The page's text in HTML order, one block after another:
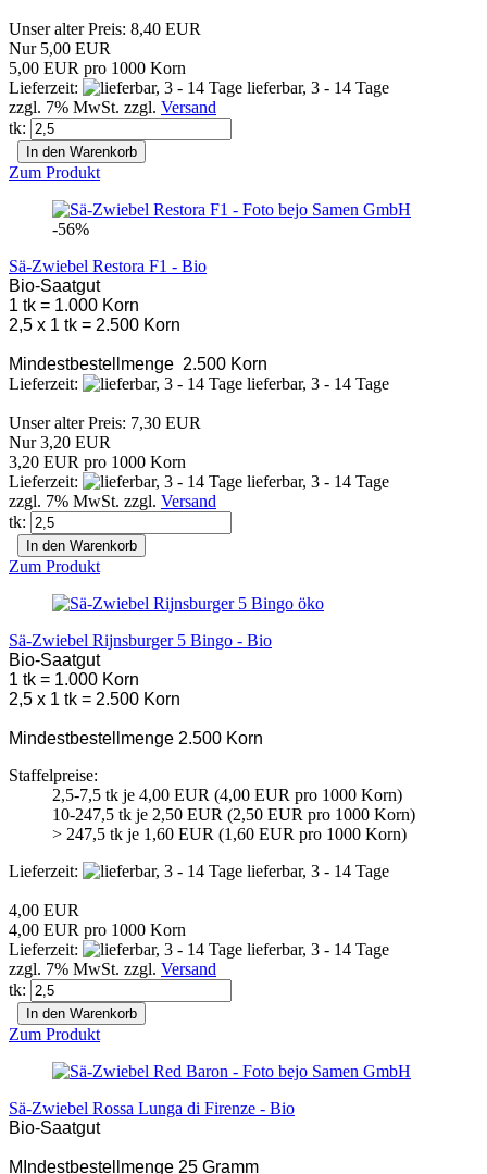
Unser alter Preis: 8,40 EUR
Nur 5,00 EUR
5,00 EUR pro 1000 Korn
Lieferzeit:
lieferbar, 3 - 14 Tage
zzgl. 7% MwSt. zzgl. Versand
tk:
In den Warenkorb
Zum Produkt
-56%
Sä-Zwiebel Restora F1 - Bio
Bio-Saatgut
1 tk = 1.000 Korn
2,5 x 1 tk = 2.500 Korn
Mindestbestellmenge 2.500 Korn
Lieferzeit:
lieferbar, 3 - 14 Tage
Unser alter Preis: 7,30 EUR
Nur 3,20 EUR
3,20 EUR pro 1000 Korn
Lieferzeit:
lieferbar, 3 - 14 Tage
zzgl. 7% MwSt. zzgl. Versand
tk:
In den Warenkorb
Zum Produkt
Sä-Zwiebel Rijnsburger 5 Bingo - Bio
Bio-Saatgut
1 tk = 1.000 Korn
2,5 x 1 tk = 2.500 Korn
Mindestbestellmenge 2.500 Korn
Staffelpreise:
2,5-7,5 tk je 4,00 EUR (4,00 EUR pro 1000 Korn)
10-247,5 tk je 2,50 EUR (2,50 EUR pro 1000 Korn)
> 247,5 tk je 1,60 EUR (1,60 EUR pro 1000 Korn)
Lieferzeit:
lieferbar, 3 - 14 Tage
4,00 EUR
4,00 EUR pro 1000 Korn
Lieferzeit:
lieferbar, 3 - 14 Tage
zzgl. 7% MwSt. zzgl. Versand
tk:
In den Warenkorb
Zum Produkt
Sä-Zwiebel Rossa Lunga di Firenze - Bio
Bio-Saatgut
MIndestbestellmenge 25 Gramm